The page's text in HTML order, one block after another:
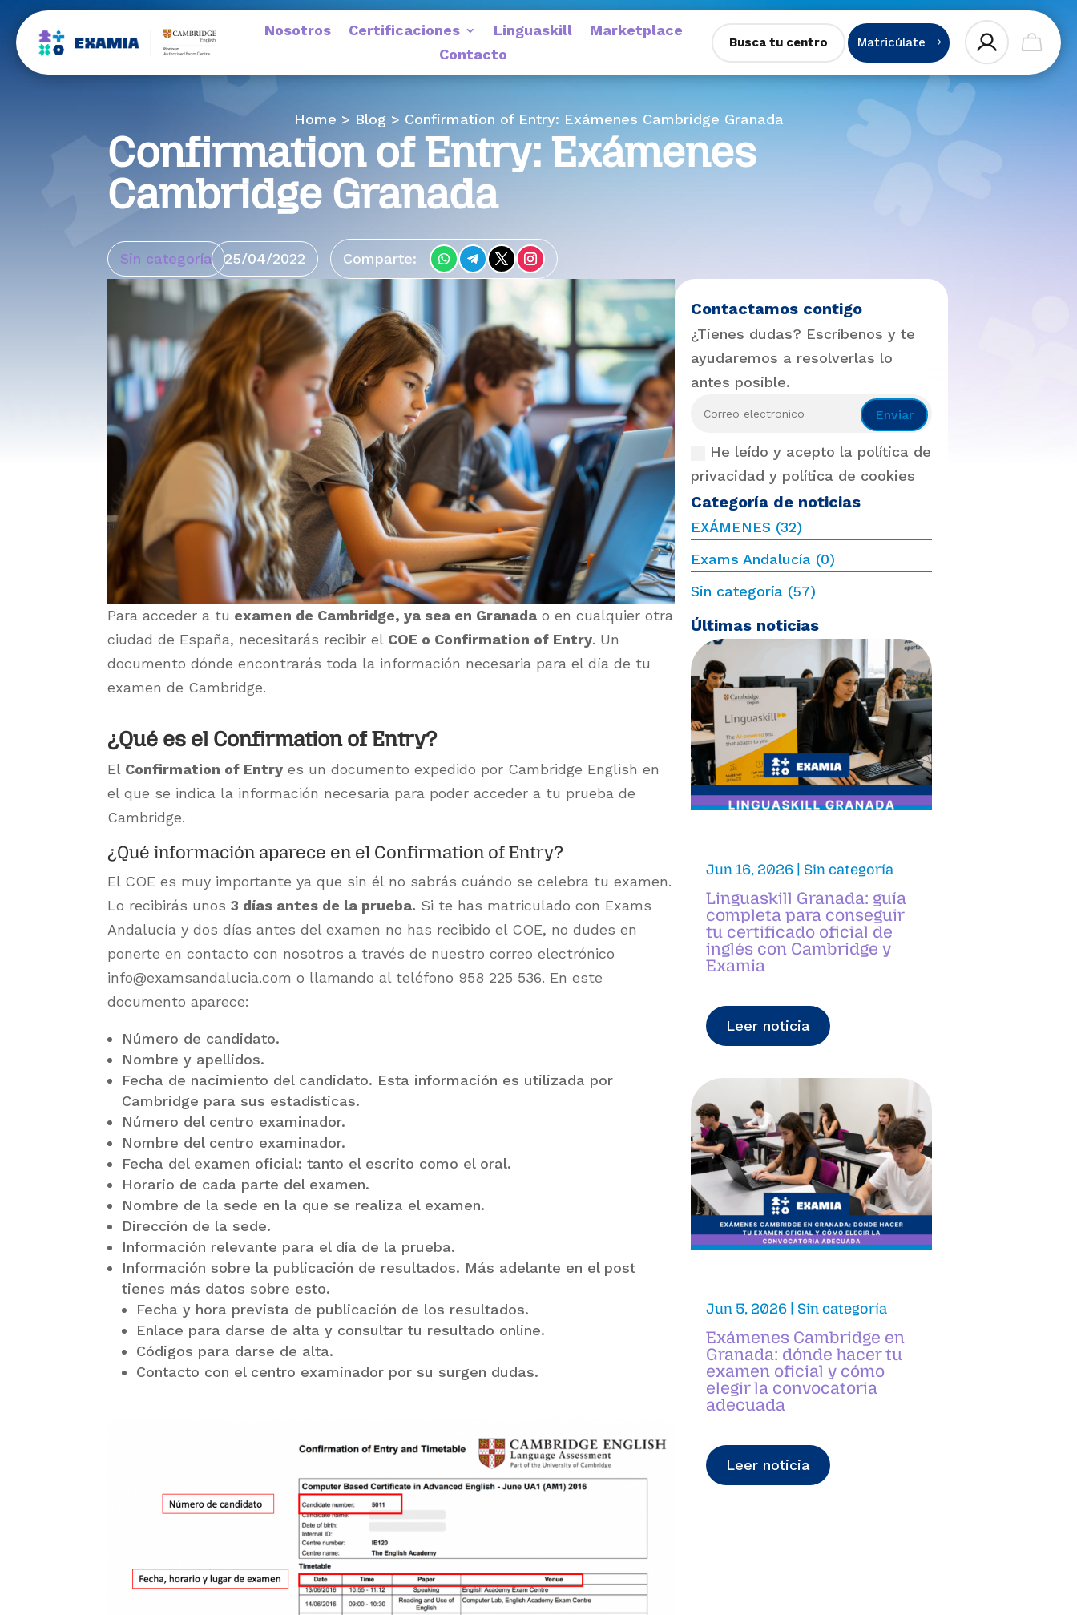
Nosotros Certificaciones Linguaskill
Marketplace
Contacto
Busca tu centro Matricúlate
Home > Blog > Confirmation of Entry: Exámenes Cambridge Granada
Confirmation of Entry: Exámenes
Cambridge Granada
Sin categoría 25/04/2022 Comparte:
Para acceder a tu examen de Cambridge, ya sea en Granada o en cualquier otra
ciudad de España, necesitarás recibir el COE o Confirmation of Entry. Un
documento dónde encontrarás toda la información necesaria para el día de tu
examen de Cambridge.
¿Qué es el Confirmation of Entry?
El Confirmation of Entry es un documento expedido por Cambridge English en
el que se indica la información necesaria para poder acceder a tu prueba de
Cambridge.
¿Qué información aparece en el Confirmation of Entry?
El COE es muy importante ya que sin él no sabrás cuándo se celebra tu examen.
Lo recibirás unos3 días antes de la prueba. Si te has matriculado con Exams
Andalucía y dos días antes del examen no has recibido el COE, no dudes en
ponerte en contacto con nosotros a través de nuestro correo electrónico
info@examsandalucia.com o llamando al teléfono 958 225 536. En este
documento aparece:
Número de candidato.
Nombre y apellidos.
Fecha de nacimiento del candidato. Esta información es utilizada por
Cambridge para sus estadísticas.
Número del centro examinador.
Nombre del centro examinador.
Fecha del examen oficial: tanto el escrito como el oral.
Horario de cada parte del examen.
Nombre de la sede en la que se realiza el examen.
Dirección de la sede.
Información relevante para el día de la prueba.
Información sobre la publicación de resultados. Más adelante en el post
tienes más datos sobre esto.
Fecha y hora prevista de publicación de los resultados.
Enlace para darse de alta y consultar tu resultado online.
Códigos para darse de alta.
Contacto con el centro examinador por su surgen dudas.
Contactamos contigo
¿Tienes dudas? Escríbenos y te
ayudaremos a resolverlas lo
antes posible.
He leído y acepto la política de
privacidad y política de cookies
Enviar
Categoría de noticias
EXÁMENES (32)
Exams Andalucía (0)
Sin categoría (57)
Últimas noticias
Linguaskill Granada: guía
completa para conseguir
tu certificado oficial de
inglés con Cambridge y
Examia
Jun 16, 2026 Sin categoría
Leer noticia
Exámenes Cambridge en
Granada: dónde hacer tu
examen oficial y cómo
elegir la convocatoria
adecuada
Jun 5, 2026 Sin categoría
Leer noticia